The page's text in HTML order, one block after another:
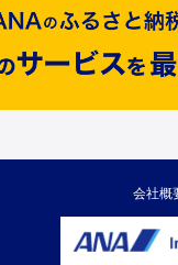
会社概